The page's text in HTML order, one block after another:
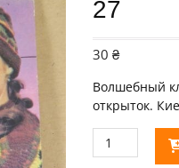
27
30₴
Волшебный
открыток.
Количество
товара